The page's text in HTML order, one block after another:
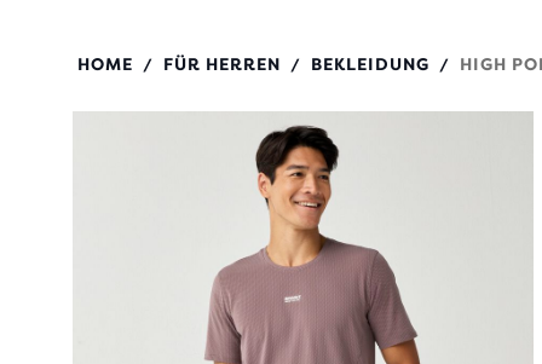
HOME / FÜR HERREN / BEKLEIDUNG / HIGH